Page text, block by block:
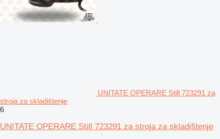
UNITATE OPERARE Still 723291 za
stroja za skladištenje
6
UNITATE OPERARE Still 723291 za stroja za skladištenje